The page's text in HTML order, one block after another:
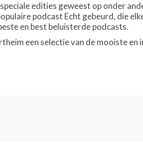
edities geweest op onder
podcast Echt gebeurd, die
en best beluisterde podcasts.
een selectie van de mooiste